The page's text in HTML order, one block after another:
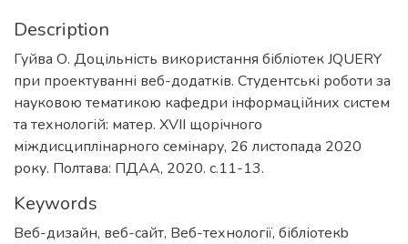
Description
Гуйва О. Доцільність використання бібліотек JQUERY
при проектуванні веб-додатків. Студентські роботи за
науковою тематикою кафедри інформаційних систем
та технологій: матер. XVІІ щорічного
міждисциплінарного семінару, 26 листопада 2020
року. Полтава: ПДАА, 2020. с.11-13.
Keywords
Веб-дизайн, веб-сайт, Веб-технології, бібліотекb